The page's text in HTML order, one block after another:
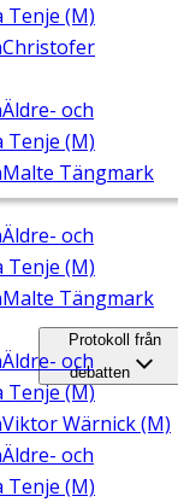
(M)
Christofer
Äldre- och
(M)
Malte Tängmark
Äldre- och
(M)
Malte Tängmark
Äldre- och
Tenje (M)
Viktor Wärnick (M)
Äldre- och
(M)
Protokoll från
debatten